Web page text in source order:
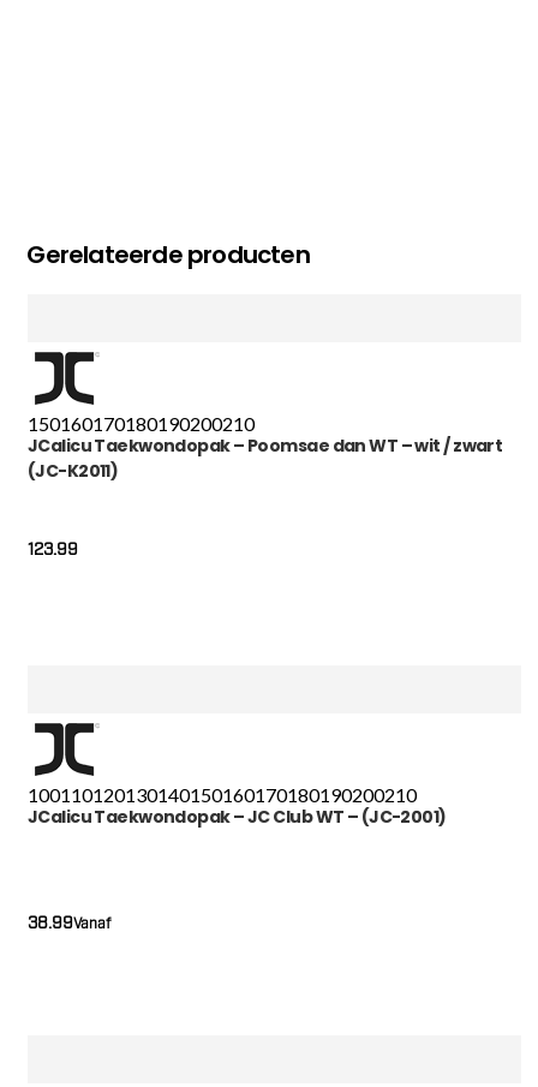
Gerelateerde producten
150160170180190200210
JCalicu Taekwondopak – Poomsae dan WT – wit / zwart
(JC-K2011)
123.99
100110120130140150160170180190200210
JCalicu Taekwondopak – JC Club WT – (JC-2001)
Vanaf
38.99